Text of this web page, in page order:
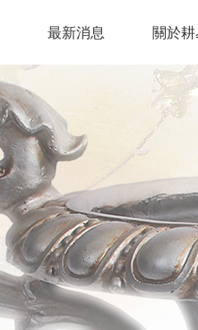
最新消息 關於